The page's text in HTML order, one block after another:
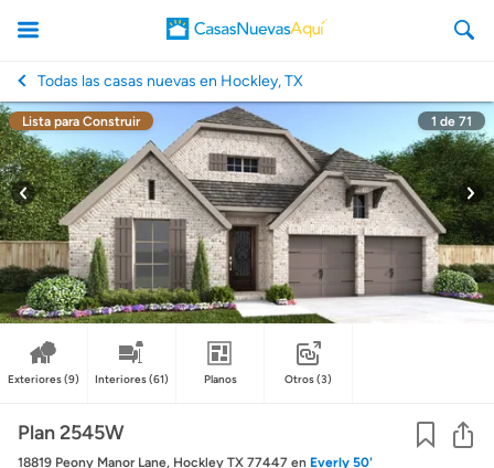
CasasNuevasAqui
Todas las casas nuevas en Hockley, TX
Lista para Construir 1 de 71
Exteriores(9) Interiores(61) Planos Otros(3)
Plan 2545W
18819 Peony Manor Lane, Hockley TX 77447 en Everly 50'